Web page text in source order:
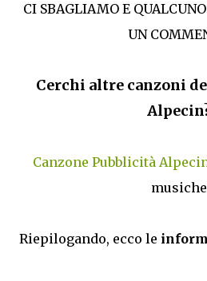
CI SBAGLIAMO E
UN
Cerchi altre canzoni
Canzone Pubblicità
musiche
Riepilogando, ecco le